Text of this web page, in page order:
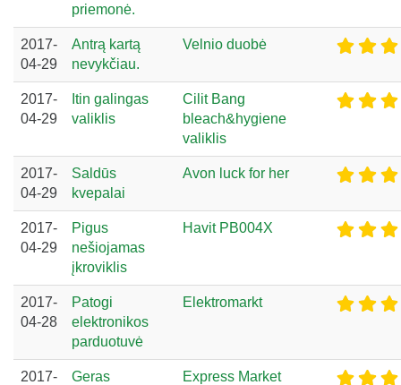
priemonė.
2017-
04-29
Antrą kartą
nevykčiau.
Velnio duobė
2017-
04-29
Itin galingas
valiklis
Cilit Bang
bleach&hygiene
valiklis
2017-
04-29
Saldūs
kvepalai
Avon luck for her
2017-
04-29
Pigus
nešiojamas
įkroviklis
Havit PB004X
2017-
04-28
Patogi
elektronikos
parduotuvė
Elektromarkt
2017-
Geras
Express Market